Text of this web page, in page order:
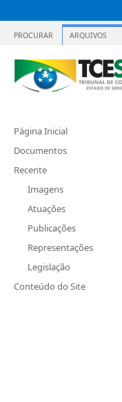
PROCURAR ARQUIVOS
Página Inicial
Documentos
Recente
Imagens
Atuações
Publicações
Representações
Legislação
Conteúdo do Site